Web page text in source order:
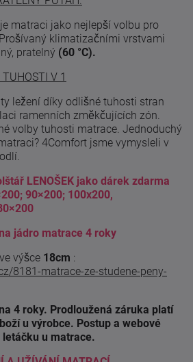
matraci jako nejlepší volbu pro
klimatizačními vrstvami
pratelný (60 °C).
V 1
ležení díky odlišné tuhosti stran
ramenních změkčujících zón.
volby tuhosti matrace. Jednoduchý
4Comfort jsme vymysleli v
LENOŠEK jako dárek zdarma
90×200; 100x200,
jádro matrace 4 roky
výšce 18cm :
8181-matrace-ze-studene-peny-
4 roky. Prodloužená záruka platí
u výrobce. Postup a webové
u matrace.